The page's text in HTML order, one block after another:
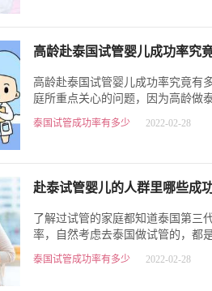
高龄赴泰国试管婴儿成功率究
高龄赴泰国试管婴儿成功率究竟有
庭所重点关心的问题，因为高龄做
没有占据任何优势，而且和…
泰国试管成功率有多少 2022-02-28
赴泰试管婴儿的人群里哪些成
了解过试管的家庭都知道泰国第三
率，自然考虑去泰国做试管的，都
虽然有高成功率做保障，…
泰国试管成功率有多少 2022-02-28